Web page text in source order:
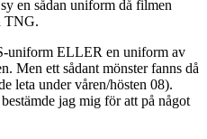
en sådan uniform då filmen
TNG.
uniform ELLER en uniform av
Men ett sådant mönster fanns då
leta under våren/hösten 08).
jag mig för att på något